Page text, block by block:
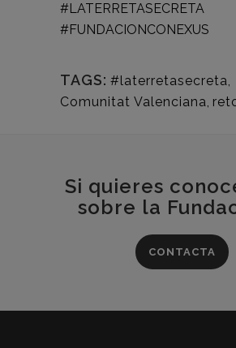
#LATERRETASECRETA
#FUNDACIONCONEXUS
TAGS: #laterretasecreta
Comunitat Valenciana
Si quieres
sobre la
CONTACTA